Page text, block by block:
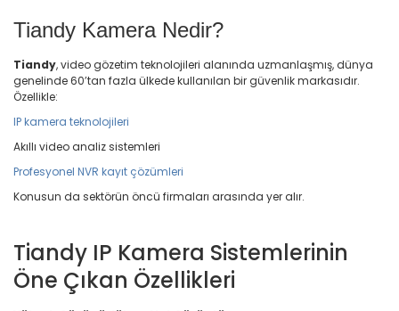
Tiandy Kamera Nedir?
Tiandy, video gözetim teknolojileri alanında uzmanlaşmış, dünya
genelinde 60’tan fazla ülkede kullanılan bir güvenlik markasıdır.
Özellikle:
IP kamera teknolojileri
Akıllı video analiz sistemleri
Profesyonel NVR kayıt çözümleri
Konusun da sektörün öncü firmaları arasında yer alır.
Tiandy IP Kamera Sistemlerinin
Öne Çıkan Özellikleri